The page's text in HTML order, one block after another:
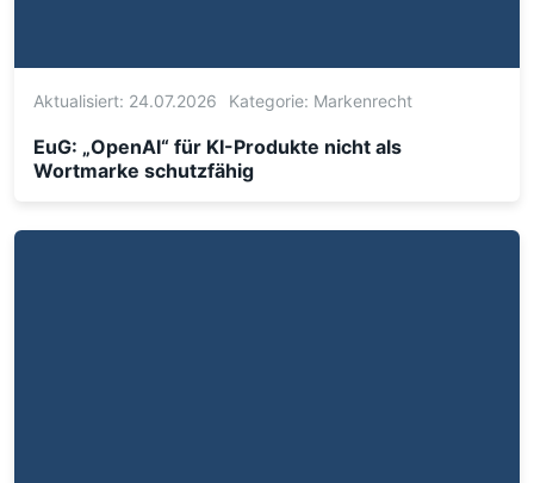
Aktualisiert: 24.07.2026 Kategorie: Markenrecht
EuG: „OpenAI“ für KI-Produkte nicht als
Wortmarke schutzfähig